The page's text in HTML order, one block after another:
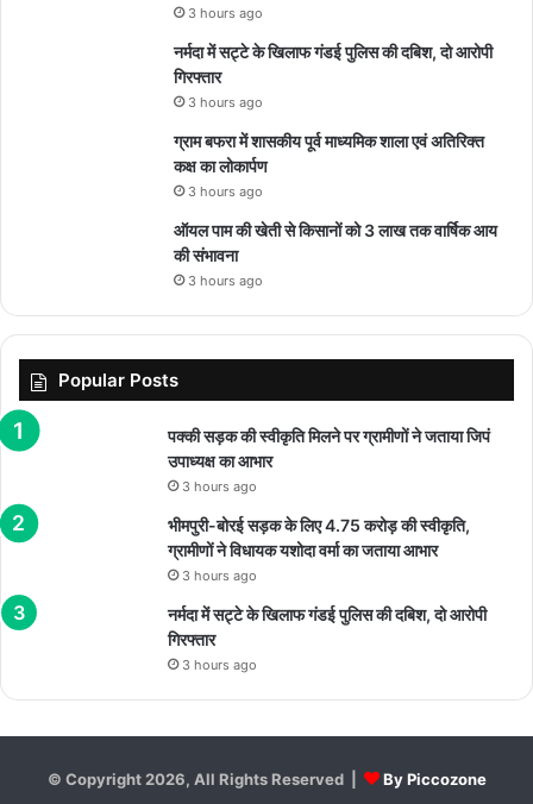
3 hours ago
नर्मदा में सट्टे के खिलाफ गंडई पुलिस की दबिश, दो आरोपी
गिरफ्तार
3 hours ago
ग्राम बफरा में शासकीय पूर्व माध्यमिक शाला एवं अतिरिक्त
कक्ष का लोकार्पण
3 hours ago
ऑयल पाम की खेती से किसानों को 3 लाख तक वार्षिक आय
की संभावना
3 hours ago
Popular Posts
पक्की सड़क की स्वीकृति मिलने पर ग्रामीणों ने जताया जिपं
उपाध्यक्ष का आभार
3 hours ago
भीमपुरी-बोरई सड़क के लिए 4.75 करोड़ की स्वीकृति,
ग्रामीणों ने विधायक यशोदा वर्मा का जताया आभार
3 hours ago
नर्मदा में सट्टे के खिलाफ गंडई पुलिस की दबिश, दो आरोपी
गिरफ्तार
3 hours ago
© Copyright 2026, All Rights Reserved | By Piccozone